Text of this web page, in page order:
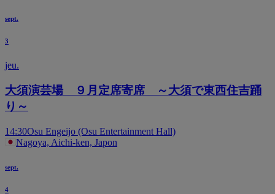
sept.
3
jeu.
大須演芸場 ９月定席寄席 ～大須で東西住吉踊
り～
14:30Osu Engeijo (Osu Entertainment Hall)
Nagoya, Aichi-ken, Japon
sept.
4